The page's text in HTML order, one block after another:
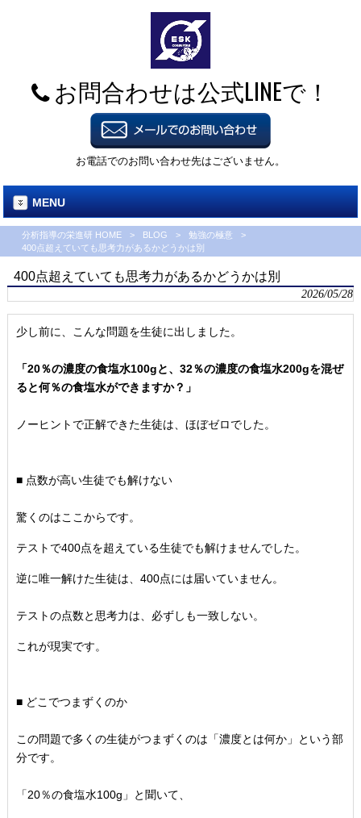
お問合わせは公式LINEで！
お電話でのお問い合わせ先はございません。
MENU
分析指導の栄進研 HOME > BLOG > 勉強の極意
>
400点超えていても思考力があるかどうかは別
400点超えていても思考力があるかどうかは別
2026/05/28
少し前に、こんな問題を生徒に出しました。
「20％の濃度の食塩水100gと、32％の濃度の食塩水200gを混ぜ
ると何％の食塩水ができますか？」
ノーヒントで正解できた生徒は、ほぼゼロでした。
■ 点数が高い生徒でも解けない
驚くのはここからです。
テストで400点を超えている生徒でも解けませんでした。
逆に唯一解けた生徒は、400点には届いていません。
テストの点数と思考力は、必ずしも一致しない。
これが現実です。
■ どこでつまずくのか
この問題で多くの生徒がつまずくのは「濃度とは何か」
という部
分です。
「20％の食塩水100g」と聞いて、